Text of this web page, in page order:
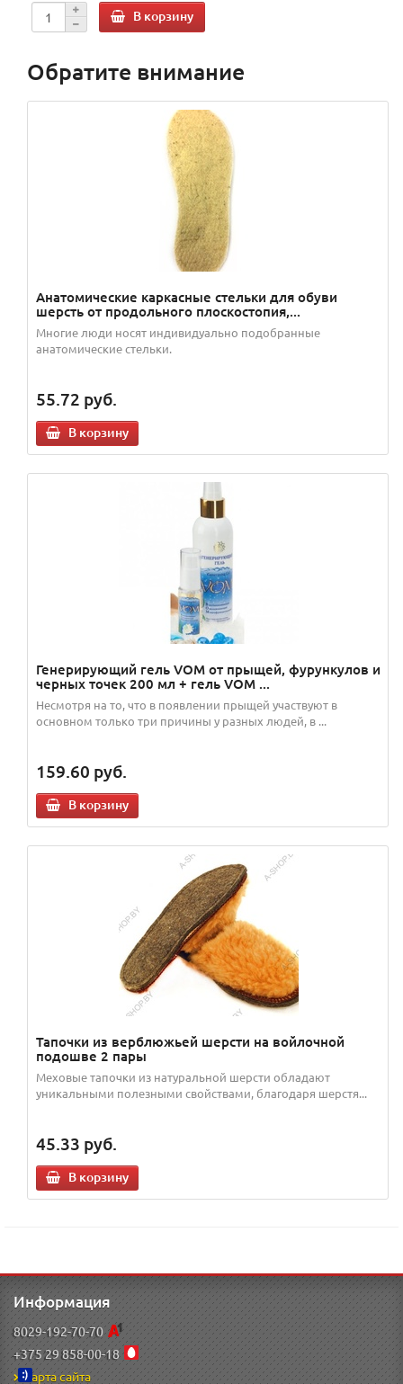
В корзину
Обратите внимание
Анатомические каркасные стельки для обуви
шерсть от продольного плоскостопия,...
Многие люди носят индивидуально подобранные
анатомические стельки.
55.72 руб.
В корзину
Генерирующий гель VOM от прыщей, фурункулов и
черных точек 200 мл + гель VOM ...
Несмотря на то, что в появлении прыщей участвуют в
основном только три причины у разных людей, в ...
159.60 руб.
В корзину
Тапочки из верблюжьей шерсти на войлочной
подошве 2 пары
Меховые тапочки из натуральной шерсти обладают
уникальными полезными свойствами, благодаря шерстя...
45.33 руб.
В корзину
Информация
8029-192-70-70
+375 29 858-00-18
Карта сайта